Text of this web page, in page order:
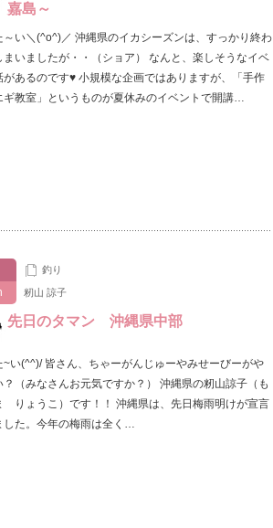
嘉島～
～い＼(^o^)／ 沖縄県のイカシーズンは、すっかり終わ
まいましたが・・（ショア） なんと、楽しそうなイベ
があるのです♥ 小規模な企画ではありますが、「手作
ギ教室」というものが夏休みのイベントで開講…
釣り
籾山 諒子
先日のタマン 沖縄県中部
~い(^^)/ 皆さん、ちゃーがんじゅーやみせーびーがや
？（みなさんお元気ですか？） 沖縄県の籾山諒子（も
りょうこ）です！！ 沖縄県は、先日梅雨明けが宣言
した。今年の梅雨は全く…